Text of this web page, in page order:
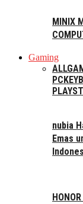
MINIX
Gaming
ALL
PC
nubia
Emas